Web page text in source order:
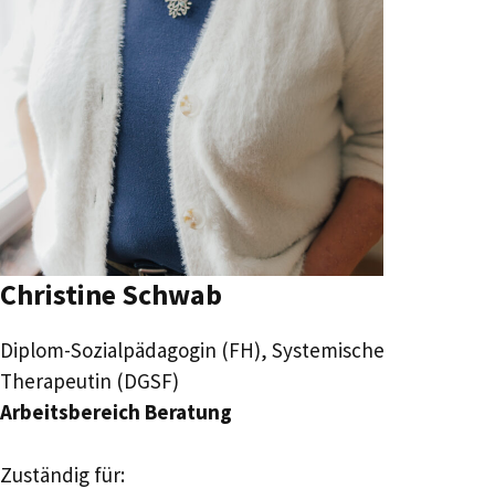
Christine Schwab
Diplom-Sozialpädagogin (FH), Systemische
Therapeutin (DGSF)
Arbeitsbereich Beratung
Zuständig für: